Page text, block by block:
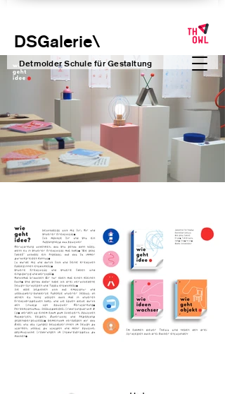
\
DSGalerie
Detmolder Schule für Gestaltung